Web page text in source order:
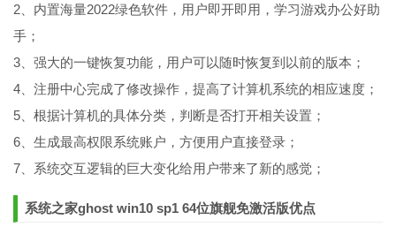
2、内置海量2022绿色软件，用户即开即用，学习游戏办公好助
手；
3、强大的一键恢复功能，用户可以随时恢复到以前的版本；
4、注册中心完成了修改操作，提高了计算机系统的相应速度；
5、根据计算机的具体分类，判断是否打开相关设置；
6、生成最高权限系统账户，方便用户直接登录；
7、系统交互逻辑的巨大变化给用户带来了新的感觉；
系统之家ghost win10 sp1 64位旗舰免激活版优点